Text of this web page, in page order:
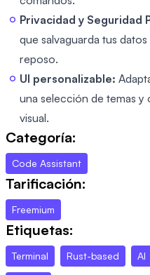
Privacidad y Seguridad
que salvaguarda tus
reposo.
UI personalizable:
una selección de temas
visual.
Categoría:
Code Assistant
Tarificación:
Freemium
Etiquetas:
Terminal Rust-based AI